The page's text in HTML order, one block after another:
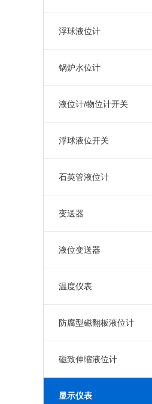
浮球液位计
锅炉水位计
液位计/物位计开关
浮球液位开关
石英管液位计
变送器
液位变送器
温度仪表
防腐型磁翻板液位计
磁致伸缩液位计
显示仪表